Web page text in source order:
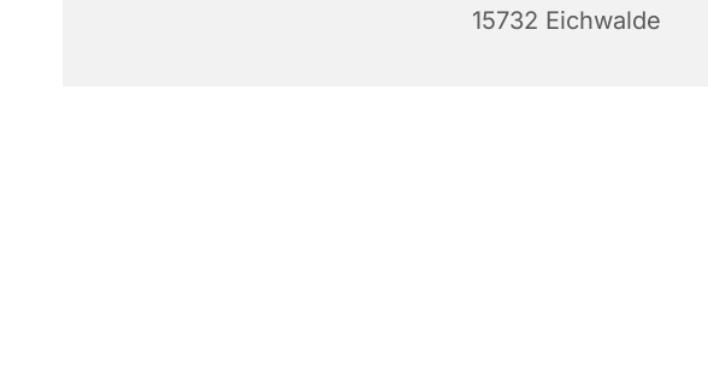
15732 Eichwalde